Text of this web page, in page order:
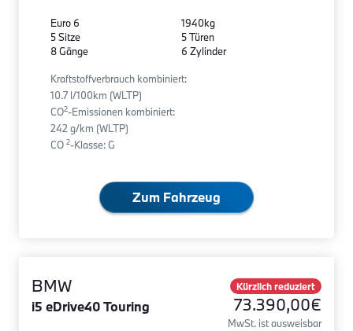
Euro 6
5 Sitze
8 Gänge
1940kg
5 Türen
6 Zylinder
Kraftstoffverbrauch kombiniert:
10.7 l/100km (WLTP)
CO2-Emissionen kombiniert:
242 g/km (WLTP)
CO 2-Klasse: G
Zum Fahrzeug
BMW
i5 eDrive40 Touring
Kürzlich reduziert
73.390,00€
MwSt. ist ausweisbar